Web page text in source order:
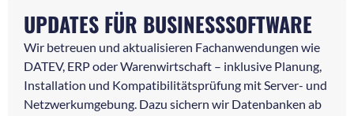
UPDATES FÜR BUSINESSSOFTWARE
Wir betreuen und aktualisieren Fachanwendungen wie
DATEV, ERP oder Warenwirtschaft – inklusive Planung,
Installation und Kompatibilitätsprüfung mit Server- und
Netzwerkumgebung. Dazu sichern wir Datenbanken ab